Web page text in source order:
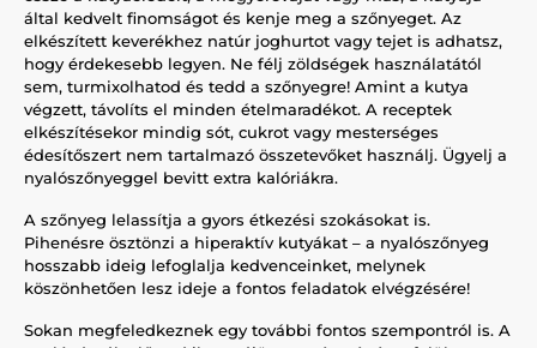
által kedvelt finomságot és kenje meg a szőnyeget. Az
elkészített keverékhez natúr joghurtot vagy tejet is adhatsz,
hogy érdekesebb legyen. Ne félj zöldségek használatától
sem, turmixolhatod és tedd a szőnyegre! Amint a kutya
végzett, távolíts el minden ételmaradékot. A receptek
elkészítésekor mindig sót, cukrot vagy mesterséges
édesítőszert nem tartalmazó összetevőket használj. Ügyelj a
nyalószőnyeggel bevitt extra kalóriákra.
A szőnyeg lelassítja a gyors étkezési szokásokat is.
Pihenésre ösztönzi a hiperaktív kutyákat – a nyalószőnyeg
hosszabb ideig lefoglalja kedvenceinket, melynek
köszönhetően lesz ideje a fontos feladatok elvégzésére!
Sokan megfeledkeznek egy további fontos szempontról is. A